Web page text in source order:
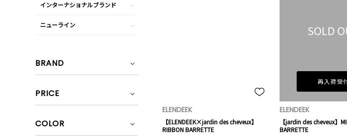
ELENDEEK
【ELENDEEK×jardin des cheveux】
RIBBON BARRETTE
SOLD
再入荷受
ELENDEEK
【jardin des cheveux】
BARRETTE
インターナショナルブランド
ニューライン
BRAND
PRICE
COLOR